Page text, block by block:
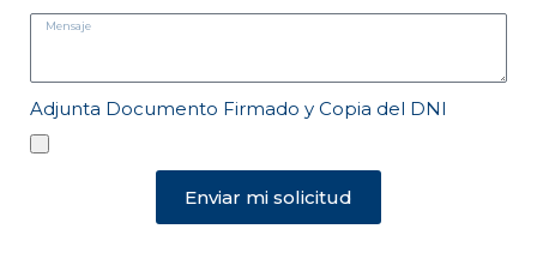
Adjunta Documento Firmado y Copia del DNI
Enviar mi solicitud